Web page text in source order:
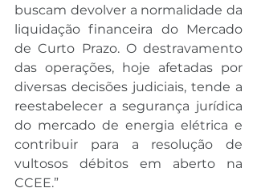
buscam devolver a normalidade da
liquidação financeira do Mercado
de Curto Prazo. O destravamento
das operações, hoje afetadas por
diversas decisões judiciais, tende a
reestabelecer a segurança jurídica
do mercado de energia elétrica e
contribuir para a resolução de
vultosos débitos em aberto na
CCEE.”